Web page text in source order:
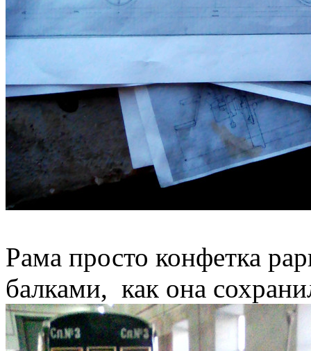
Рама просто конфетка
балками, как она